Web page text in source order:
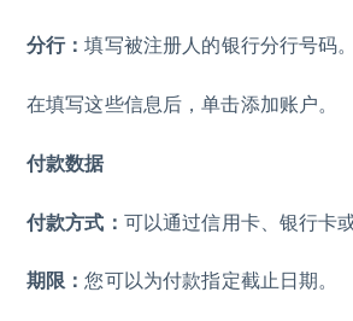
分行：填写被注册人的银行分行号码。
在填写这些信息后，单击添加账户。
付款数据
付款方式： 可以通过信用卡、银行卡
期限：您可以为付款指定截止日期。